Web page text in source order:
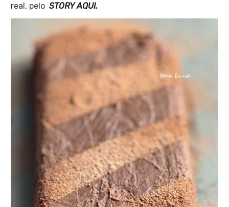
real, pelo STORY AQUI.